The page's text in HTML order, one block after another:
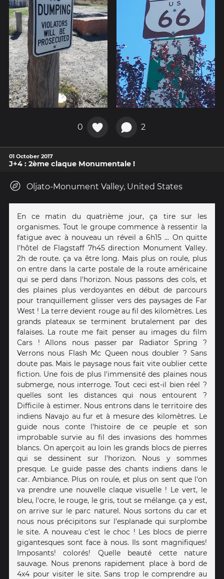
0 2
01 October 2017
J+4 : 2ème claque Monumentale !
Oljato-Monument Valley, United States
En ce matin du quatrième jour, ça tire sur les
organismes. Tout le groupe commence à ressentir la
fatigue avec à nouveau un réveil a 6h15 ... On quitte
l'hôtel de Flagstaff 7h45 direction Monument Valley.
2h de route. ça va être long. Mais plus on roule, plus
on entre dans la carte postale de la route américaine
qui se perd dans l'horizon. Nous passons des cols, et
des plaines plus verdoyantes en début de parcours
pour tranquillement glisser vers des paysages de Far
West ! La terre devient rouge au fil des kilomètres. Les
grands plateaux se terminent brutalement par des
falaises. La route me fait penser au images du film
Cars ! Allons nous passer par Radiator Spring ?
Verrons nous Flash Mc Queen nous doubler ? Sans
doute pas. Mais le paysage nous fait vite oublier cette
fiction. Une fois de plus l'immensité des plaines nous
submerge, nous interroge. Tout ceci est-il bien réel ?
quelles sont les distances qui nous entourent ?
Difficile à estimer. Nous entrons dans le territoire des
indiens Navajo au fur et à mesure des kilomètres. Le
guide nous conte l'histoire de ce peuple et son
improbable survie au fil des invasions des hommes
blancs. On aperçoit au loin les grands blocs de pierres
qui se dessinent sur l'horizon. Nous y sommes
presque. Le guide passe des chants indiens dans le
car. Ambiance. Plus on roule, et plus on sent que l'on
va prendre une nouvelle claque visuelle ! Le vert, le
bleu, l'ocre, le rouge, le gris, tout se mélange. ça y est,
on arrive sur le parc naturel. Nous sortons du car et
nous nous précipitons sur l'esplanade qui surplombe
le site. A nouveau c'est le choc ! Les blocs de pierre
gigantesques sont face à nous. Ils sont magnifiques!
Imposants! colorés! Quelle beauté cette nature
sauvage. Nous prenons rapidement place à bord de
4x4 pour visiter le site. Sans trop le comprendre au